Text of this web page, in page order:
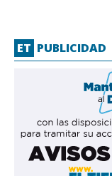
ET PUBLICIDAD